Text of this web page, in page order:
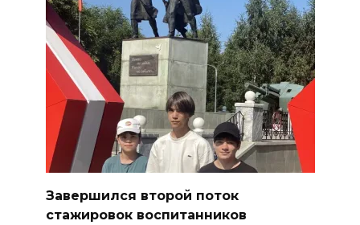
Завершился второй поток
стажировок воспитанников